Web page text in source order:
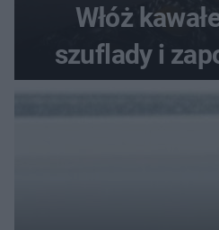
Włóż
szuflady i
problemie.